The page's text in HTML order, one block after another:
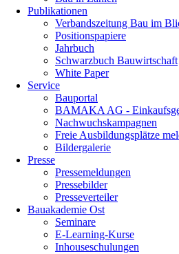
Publikationen
Verbandszeitung Bau im
Positionspapiere
Jahrbuch
Schwarzbuch Bauwirtschaft
White Paper
Service
Bauportal
BAMAKA AG -
Nachwuchskampagnen
Freie Ausbildungsplätze
Bildergalerie
Presse
Pressemeldungen
Pressebilder
Presseverteiler
Bauakademie Ost
Seminare
E-Learning-Kurse
Inhouseschulungen